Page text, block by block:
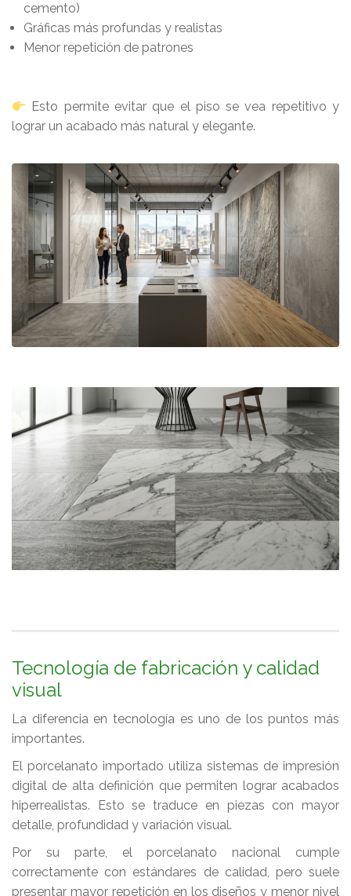
cemento)
Gráficas más profundas y realistas
Menor repetición de patrones
Esto permite evitar que el piso se vea repetitivo y
lograr un acabado más natural y elegante.
Tecnología de fabricación y calidad
visual
La diferencia en tecnología es uno de los puntos más
importantes.
El porcelanato importado utiliza sistemas de impresión
digital de alta definición que permiten lograr acabados
hiperrealistas. Esto se traduce en piezas con mayor
detalle, profundidad y variación visual.
Por su parte, el porcelanato nacional cumple
correctamente con estándares de calidad, pero suele
presentar mayor repetición en los diseños y menor nivel